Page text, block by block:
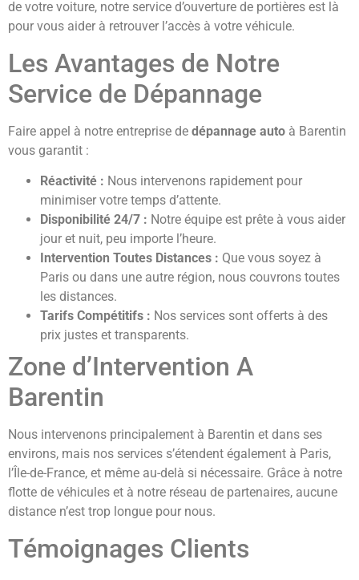
de votre voiture, notre service d’ouverture de portières est là
pour vous aider à retrouver l’accès à votre véhicule.
Les Avantages de Notre
Service de Dépannage
Faire appel à notre entreprise de dépannage auto à Barentin
vous garantit :
Réactivité : Nous intervenons rapidement pour
minimiser votre temps d’attente.
Disponibilité 24/7 : Notre équipe est prête à vous aider
jour et nuit, peu importe l’heure.
Intervention Toutes Distances : Que vous soyez à
Paris ou dans une autre région, nous couvrons toutes
les distances.
Tarifs Compétitifs : Nos services sont offerts à des
prix justes et transparents.
Zone d’Intervention A
Barentin
Nous intervenons principalement à Barentin et dans ses
environs, mais nos services s’étendent également à Paris,
l’Île-de-France, et même au-delà si nécessaire. Grâce à notre
flotte de véhicules et à notre réseau de partenaires, aucune
distance n’est trop longue pour nous.
Témoignages Clients